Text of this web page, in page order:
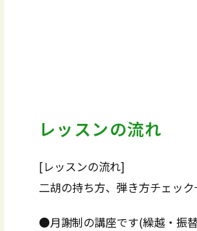
レッスンの流れ
[レッスンの流れ]
二胡の持ち方、弾き方チェッ
●月謝制の講座です(繰越・振